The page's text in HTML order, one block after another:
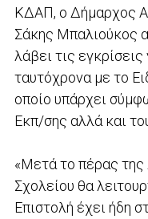
ΚΔΑΠ, ο Δήμαρχος
Σάκης Μπαλιούκος
λάβει τις
ταυτόχρονα με το
οποίο υπάρχει
Εκπ/σης αλλά και
«Μετά το πέρας της
Σχολείου θα
Επιστολή έχει ήδη